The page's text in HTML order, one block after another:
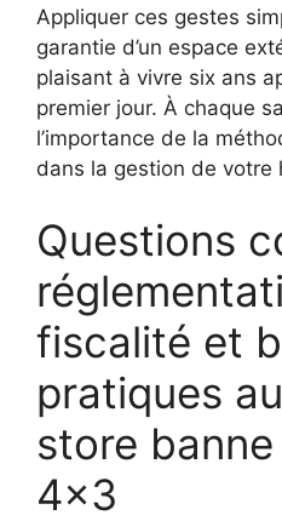
Appliquer ces gestes
garantie d’un espace
plaisant à vivre six ans
premier jour. À chaque
l’importance de la
dans la gestion de votre
Questions
fiscalité et
pratiques
store
4×3